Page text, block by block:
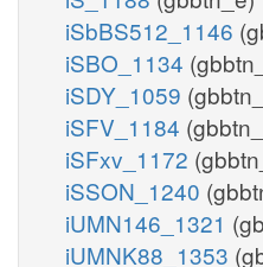
iSbBS512_1146
iSBO_1134
iSDY_1059
iSFV_1184
iSFxv_1172
iSSON_1240
iUMN146_1321
iUMNK88_1353